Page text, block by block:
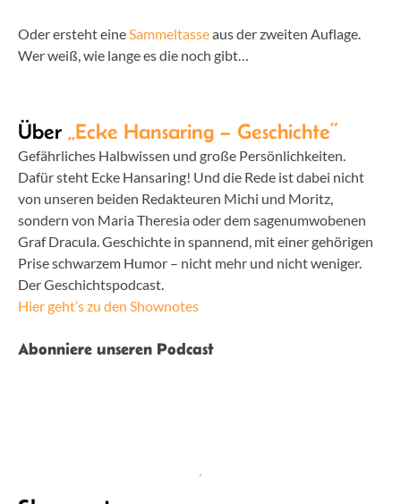
Oder ersteht eineSammeltasseaus der zweiten Auflage.
Wer weiß, wie lange es die noch gibt…
Über „Ecke Hansaring – Geschichte“
Gefährliches Halbwissen und große Persönlichkeiten.
Dafür steht Ecke Hansaring! Und die Rede ist dabei nicht
von unseren beiden Redakteuren Michi und Moritz,
sondern von Maria Theresia oder dem sagenumwobenen
Graf Dracula. Geschichte in spannend, mit einer gehörigen
Prise schwarzem Humor – nicht mehr und nicht weniger.
Der Geschichtspodcast.
Hier geht’s zu den Shownotes
Abonniere unseren Podcast